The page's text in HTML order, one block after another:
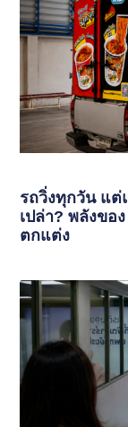
รถวิ่งทุกวัน แ
เปล่า? พลังขอ
ตกแต่ง